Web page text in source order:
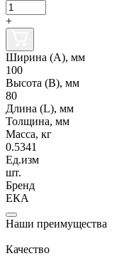
+
Ширина (А), мм
100
Высота (В), мм
80
Длина (L), мм
Толщина, мм
Масса, кг
0.5341
Ед.изм
шт.
Бренд
ЕКА
Наши преимущества
Качество